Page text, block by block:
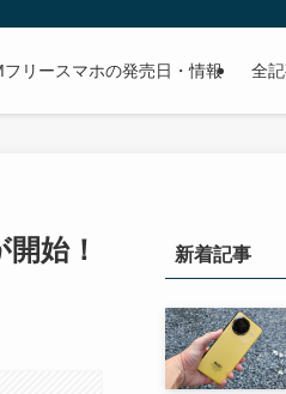
フリースマホの発売日・情報 全
始！
新着記事